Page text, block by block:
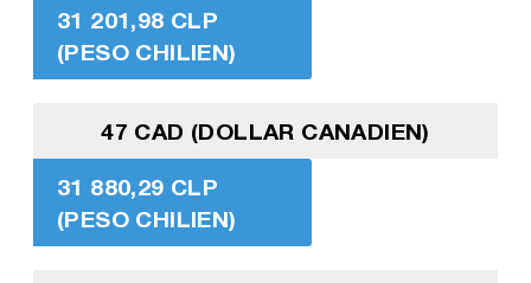
31 201,98 CLP
(PESO CHILIEN)
47 CAD (DOLLAR CANADIEN)
31 880,29 CLP
(PESO CHILIEN)